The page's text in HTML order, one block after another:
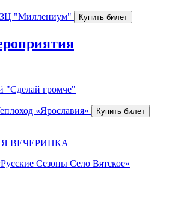
"Миллениум"
"Сделай громче"
«Ярославия»
ВЕЧЕРИНКА
Сезоны Село Вятское»